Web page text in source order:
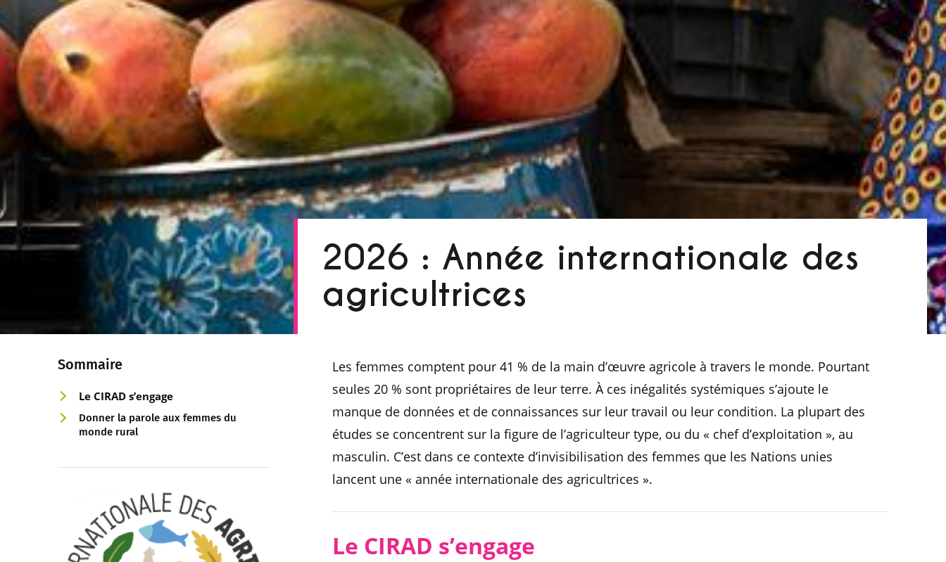
2026 : Année internationale des
agricultrices
Sommaire
Le CIRAD s’engage
Donner la parole aux femmes du
monde rural
Les femmes comptent pour 41 % de la main d’œuvre agricole à travers le monde. Pourtant
seules 20 % sont propriétaires de leur terre. À ces inégalités systémiques s’ajoute le
manque de données et de connaissances sur leur travail ou leur condition. La plupart des
études se concentrent sur la figure de l’agriculteur type, ou du « chef d’exploitation », au
masculin. C’est dans ce contexte d’invisibilisation des femmes que les Nations unies
lancent une « année internationale des agricultrices ».
Le CIRAD s’engage